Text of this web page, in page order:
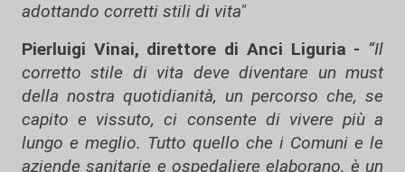
adottando corretti stili di vita"
Pierluigi Vinai, direttore di Anci Liguria - “Il
corretto stile di vita deve diventare un must
della nostra quotidianità, un percorso che, se
capito e vissuto, ci consente di vivere più a
lungo e meglio. Tutto quello che i Comuni e le
aziende sanitarie e ospedaliere elaborano, è un